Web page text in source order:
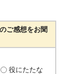
ご感想をお聞
役にたたな